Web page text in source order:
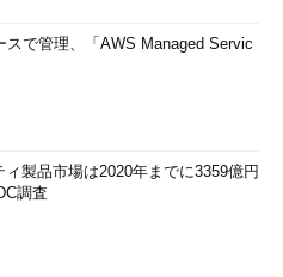
スで管理、「AWS Managed Servic
ィ製品市場は2020年までに3359億円
調査